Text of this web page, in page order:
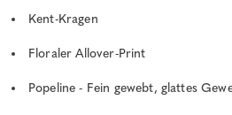
Kent-Kragen
Floraler Allover-Print
Popeline - Fein gewebt, glattes